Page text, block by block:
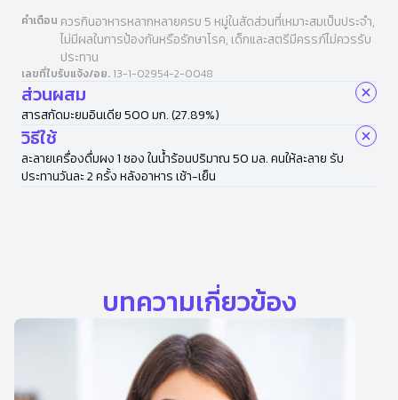
คำเตือน ควรกินอาหารหลากหลายครบ 5 หมู่ในสัดส่วนที่เหมาะสมเป็นประจำ,
ไม่มีผลในการป้องกันหรือรักษาโรค, เด็กและสตรีมีครรภ์ไม่ควรรับ
ประทาน
เลขที่ใบรับแจ้ง/อย. 13-1-02954-2-0048
ส่วนผสม
สารสกัดมะยมอินเดีย 500 มก. (27.89%)
วิธีใช้
ละลายเครื่องดื่มผง 1 ซอง ในน้ำร้อนปริมาณ 50 มล. คนให้ละลาย รับ
ประทานวันละ 2 ครั้ง หลังอาหาร เช้า-เย็น
บทความเกี่ยวข้อง